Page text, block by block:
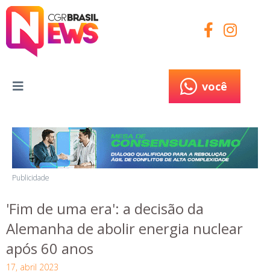
você
Publicidade
'Fim de uma era': a decisão da
Alemanha de abolir energia nuclear
após 60 anos
17, abril 2023